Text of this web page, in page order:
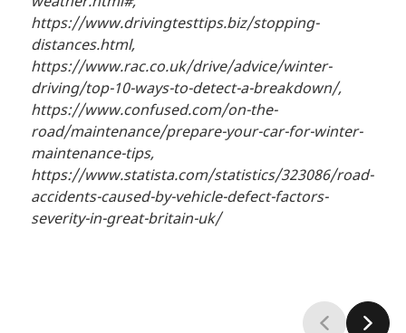
https://www.drivingtesttips.biz/stopping-
distances.html,
https://www.rac.co.uk/drive/advice/winter-
driving/top-10-ways-to-detect-a-breakdown/,
https://www.confused.com/on-the-
road/maintenance/prepare-your-car-for-winter-
maintenance-tips,
https://www.statista.com/statistics/323086/road-
accidents-caused-by-vehicle-defect-factors-
severity-in-great-britain-uk/